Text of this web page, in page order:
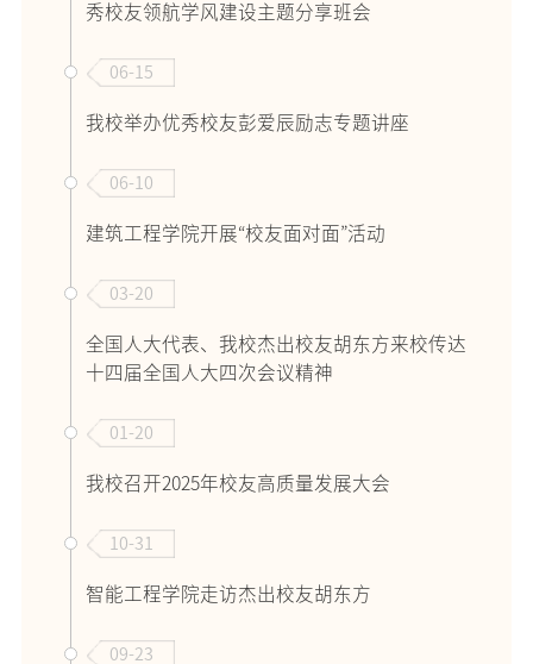
秀校友领航学风建设主题分享班会
06-15
我校举办优秀校友彭爱辰励志专题讲座
06-10
建筑工程学院开展“校友面对面”活动
03-20
全国人大代表、我校杰出校友胡东方来校传达
十四届全国人大四次会议精神
01-20
我校召开2025年校友高质量发展大会
10-31
智能工程学院走访杰出校友胡东方
09-23